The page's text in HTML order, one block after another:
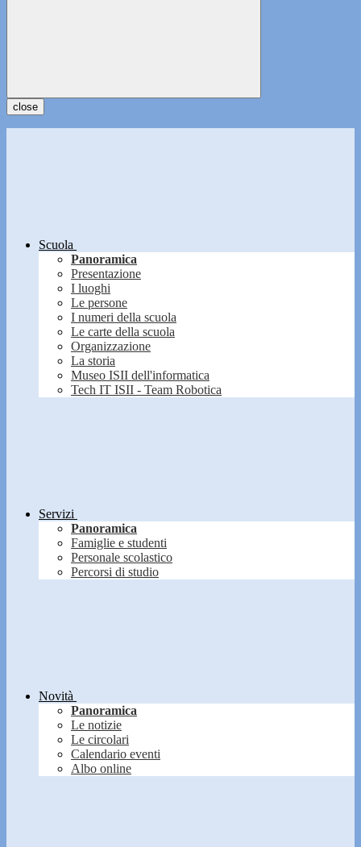
close
Scuola
Panoramica
Presentazione
I luoghi
Le persone
I numeri della scuola
Le carte della scuola
Organizzazione
La storia
Museo ISII dell'informatica
Tech IT ISII - Team Robotica
Servizi
Panoramica
Famiglie e studenti
Personale scolastico
Percorsi di studio
Novità
Panoramica
Le notizie
Le circolari
Calendario eventi
Albo online